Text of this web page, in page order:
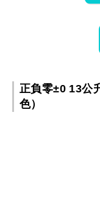
正負零±0 13公
色）